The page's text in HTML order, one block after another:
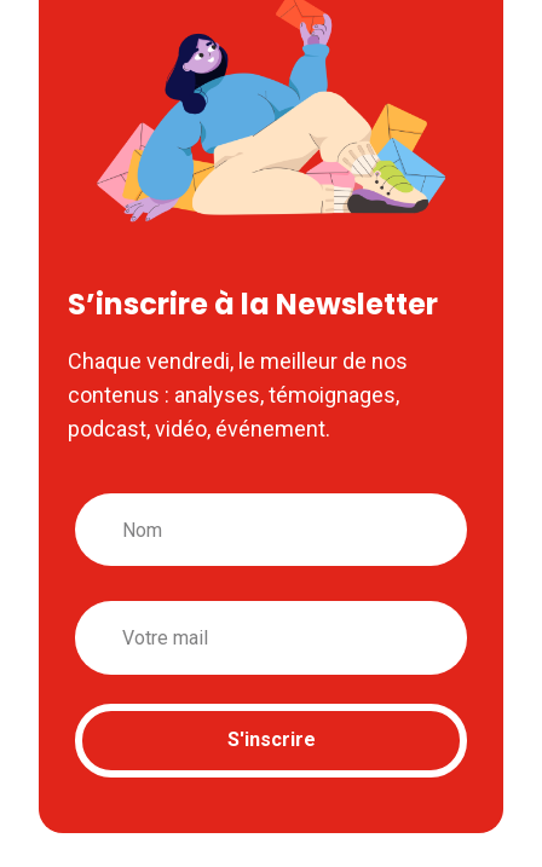
S’inscrire à la Newsletter
Chaque vendredi, le meilleur de nos
contenus : analyses, témoignages,
podcast, vidéo, événement.
Nom
Email
S'inscrire